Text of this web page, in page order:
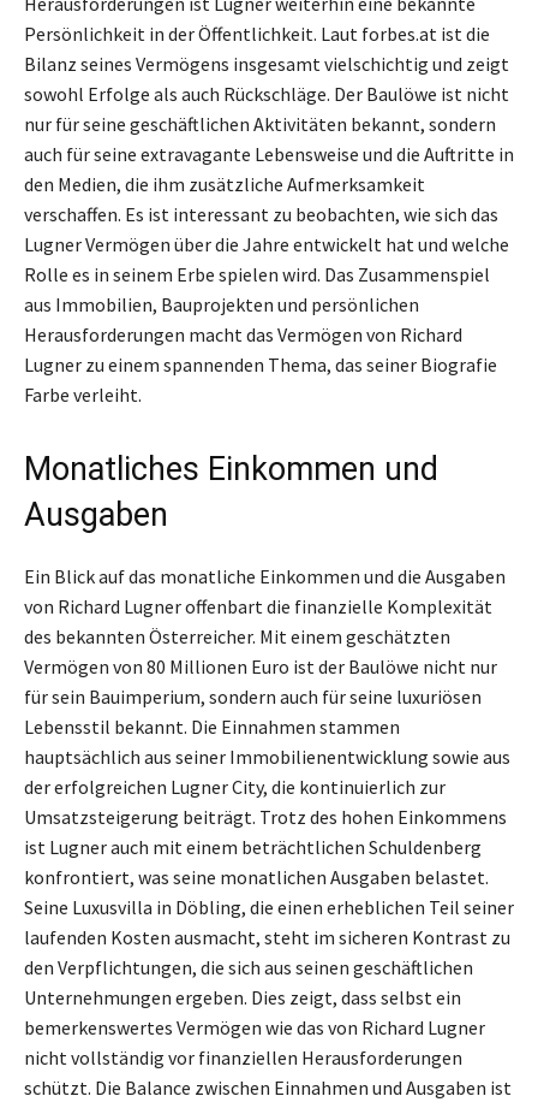
Persönlichkeit in der Öffentlichkeit. Laut forbes.at ist die
Bilanz seines Vermögens insgesamt vielschichtig und zeigt
sowohl Erfolge als auch Rückschläge. Der Baulöwe ist nicht
nur für seine geschäftlichen Aktivitäten bekannt, sondern
auch für seine extravagante Lebensweise und die Auftritte in
den Medien, die ihm zusätzliche Aufmerksamkeit
verschaffen. Es ist interessant zu beobachten, wie sich das
Lugner Vermögen über die Jahre entwickelt hat und welche
Rolle es in seinem Erbe spielen wird. Das Zusammenspiel
aus Immobilien, Bauprojekten und persönlichen
Herausforderungen macht das Vermögen von Richard
Lugner zu einem spannenden Thema, das seiner Biografie
Farbe verleiht.
Monatliches Einkommen und
Ausgaben
Ein Blick auf das monatliche Einkommen und die Ausgaben
von Richard Lugner offenbart die finanzielle Komplexität
des bekannten Österreicher. Mit einem geschätzten
Vermögen von 80 Millionen Euro ist der Baulöwe nicht nur
für sein Bauimperium, sondern auch für seine luxuriösen
Lebensstil bekannt. Die Einnahmen stammen
hauptsächlich aus seiner Immobilienentwicklung sowie aus
der erfolgreichen Lugner City, die kontinuierlich zur
Umsatzsteigerung beiträgt. Trotz des hohen Einkommens
ist Lugner auch mit einem beträchtlichen Schuldenberg
konfrontiert, was seine monatlichen Ausgaben belastet.
Seine Luxusvilla in Döbling, die einen erheblichen Teil seiner
laufenden Kosten ausmacht, steht im sicheren Kontrast zu
den Verpflichtungen, die sich aus seinen geschäftlichen
Unternehmungen ergeben. Dies zeigt, dass selbst ein
bemerkenswertes Vermögen wie das von Richard Lugner
nicht vollständig vor finanziellen Herausforderungen
schützt. Die Balance zwischen Einnahmen und Ausgaben ist